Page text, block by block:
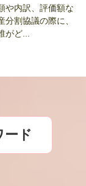
や内訳、評価額な
割協議の際に、
ど...
ード